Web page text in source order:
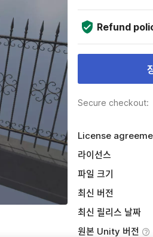
Refund
Secure checkout:
License
라이선스
파일 크기
최신 버전
최신 릴리스 날짜
원본 Unity 버전